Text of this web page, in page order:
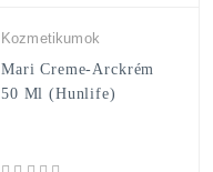
Kozmetikumok
Mari Creme-Arckrém
50 Ml (Hunlife)